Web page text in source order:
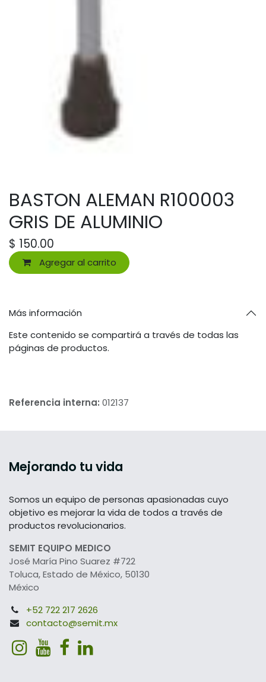
BASTON ALEMAN R100003
GRIS DE ALUMINIO
$ 150.00
Agregar al carrito
Más información
Este contenido se compartirá a través de todas las
páginas de productos.
Referencia interna: 012137
Mejorando tu vida
Somos un equipo de personas apasionadas cuyo
objetivo es mejorar la vida de todos a través de
productos revolucionarios.
SEMIT EQUIPO MEDICO
José María Pino Suarez #722
Toluca, Estado de México, 50130
México
+52 722 217 2626
contacto@semit.mx